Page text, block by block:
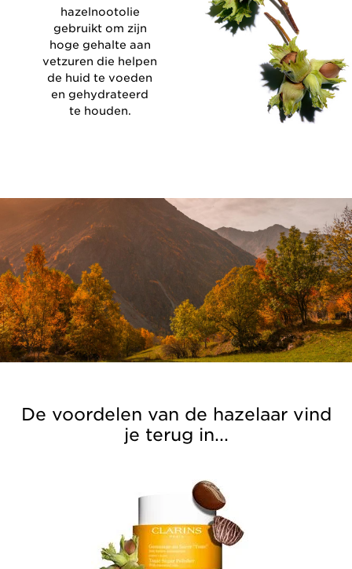
hazelnootolie
gebruikt om zijn
hoge gehalte aan
vetzuren die helpen
de huid te voeden
en gehydrateerd
te houden.
De voordelen van de hazelaar vind
je terug in...